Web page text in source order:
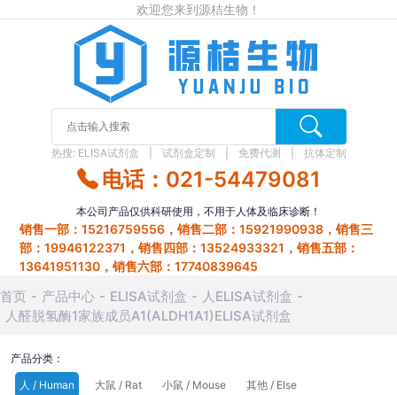
欢迎您来到源桔生物！
热搜: ELISA试剂盒 试剂盒定制 免费代测 抗体定制
电话：021-54479081
本公司产品仅供科研使用，不用于人体及临床诊断！
销售一部：15216759556，销售二部：15921990938，销售三
部：19946122371，销售四部：13524933321，销售五部：
13641951130，销售六部：17740839645
首页 产品中心 ELISA试剂盒
人ELISA试剂盒
人醛脱氢酶1家族成员A1(ALDH1A1)ELISA试剂盒
产品分类：
人 / Human
大鼠 / Rat 小鼠 / Mouse 其他 / Else